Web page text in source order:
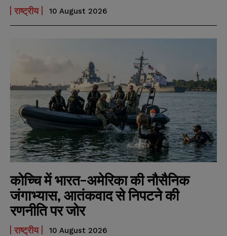
राष्ट्रीय 10 August 2026
कोच्चि में भारत-अमेरिका की नौसैनिक
जंगाभ्यास, आतंकवाद से निपटने की
रणनीति पर जोर
राष्ट्रीय 10 August 2026